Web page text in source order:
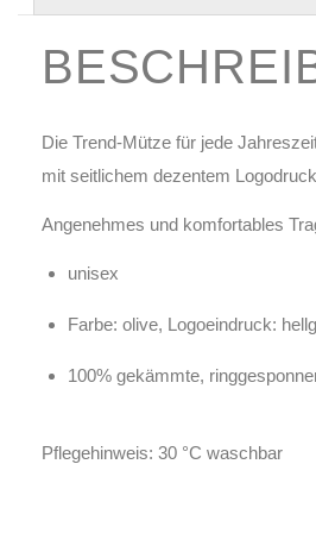
Die Trend-Mütze für jede
mit seitlichem dezentem
Angenehmes und komfortables
unisex
Farbe: olive, Logoeindruck:
100% gekämmte,
Pflegehinweis: 30 °C waschbar